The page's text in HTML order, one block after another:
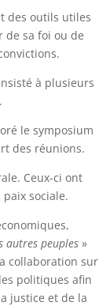
des outils utiles
de sa foi ou de
à plusieurs
le symposium
des réunions.
Ceux-ci ont
sociale.
autres peuples»
collaboration sur
politiques afin
justice et de la